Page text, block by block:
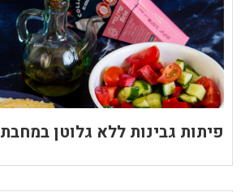
פיתות גבינות ללא גלוטן במחבת